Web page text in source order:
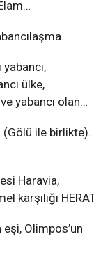
ülke,
yabancı olan…
(Gölü ile birlikte).
Haravia,
karşılığı
Olimpos’un